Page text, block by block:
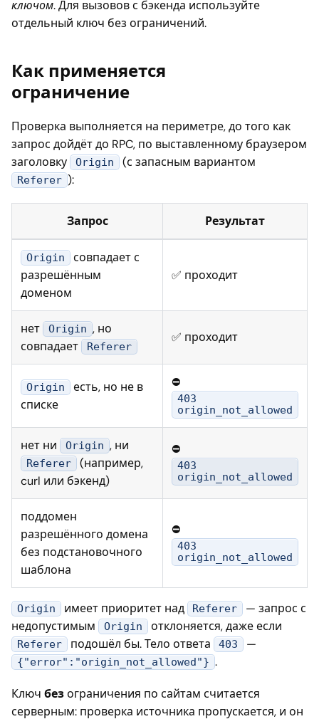
ключом. Для вызовов с бэкенда используйте
отдельный ключ без ограничений.
Как применяется
ограничение
Проверка выполняется на периметре, до того как
запрос дойдёт до RPC, по выставленному браузером
заголовку
Origin (с запасным вариантом
Referer ):
Запрос Результат
Origin
совпадает с
разрешённым
доменом
✅ проходит
нет Origin , но
совпадает
Referer
✅ проходит
Origin
есть, но не в
списке
⛔
403
origin_not_allowed
нет ни Origin , ни
Referer
(например,
curl или бэкенд)
⛔
403
origin_not_allowed
поддомен
разрешённого домена
без подстановочного
шаблона
⛔
403
origin_not_allowed
Origin имеет приоритет над Referer
— запрос с
недопустимым
Origin отклоняется, даже если
Referer подошёл бы. Тело ответа 403 —
{"error":"origin_not_allowed"} .
Ключ безограничения по сайтам считается
серверным: проверка источника пропускается, и он